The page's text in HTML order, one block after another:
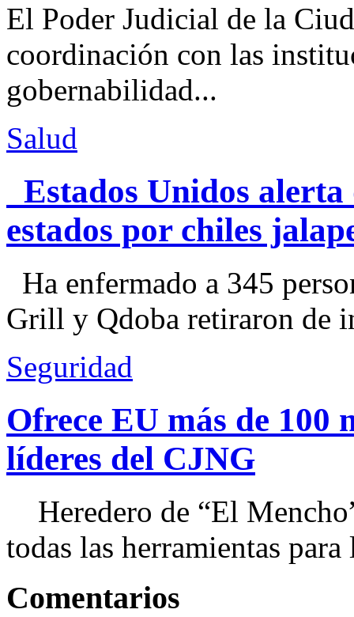
El Poder Judicial de la
coordinación con las
gobernabilidad...
Salud
Estados Unidos alerta
estados por chiles
Ha enfermado a 345
Grill y Qdoba retiraron de
Seguridad
Ofrece EU más de 100
líderes del CJNG
Heredero de “El
todas las herramientas
Comentarios